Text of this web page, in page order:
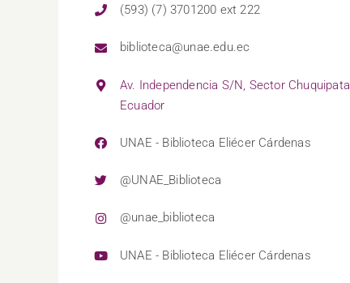
(593) (7) 3701200 ext 222
biblioteca@unae.edu.ec
Av. Independencia S/N, Sector Chuquipata,
Ecuador
UNAE - Biblioteca Eliécer Cárdenas
@UNAE_Biblioteca
@unae_biblioteca
UNAE - Biblioteca Eliécer Cárdenas